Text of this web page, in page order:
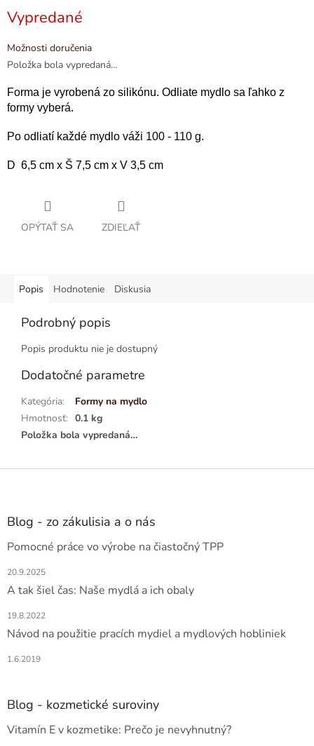
Vypredané
Možnosti doručenia
Položka bola vypredaná…
Forma je vyrobená zo silikónu. Odliate mydlo sa ľahko z
formy vyberá.
Po odliatí každé mydlo váži 100 - 110 g.
D 6,5 cm x Š 7,5 cm x V 3,5 cm
OPÝTAŤ SA ZDIEĽAŤ
Popis Hodnotenie Diskusia
Podrobný popis
Popis produktu nie je dostupný
Dodatočné parametre
Kategória:
Formy na mydlo
Hmotnosť: 0.1 kg
Položka bola vypredaná…
Z
Blog - zo zákulisia a o nás
Pomocné práce vo výrobe na čiastočný TPP
20.9.2025
A tak šiel čas: Naše mydlá a ich obaly
19.8.2022
Návod na použitie pracích mydiel a mydlových hobliniek
1.6.2019
Blog - kozmetické suroviny
Vitamín E v kozmetike: Prečo je nevyhnutný?